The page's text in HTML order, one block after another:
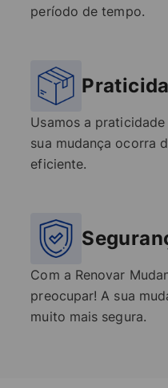
período de tempo.
Usamos a
sua mudança ocorra
eficiente.
Com a Renovar
preocupar! A sua
muito mais segura.